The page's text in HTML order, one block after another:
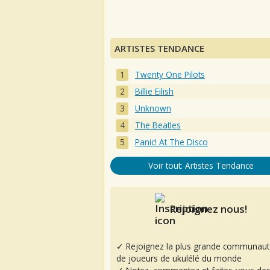
ARTISTES TENDANCE
Twenty One Pilots
Billie Eilish
Unknown
The Beatles
Panic! At The Disco
Voir tout: Artistes Tendance
Rejoignez nous!
✓ Rejoignez la plus grande
de joueurs de ukulélé du monde